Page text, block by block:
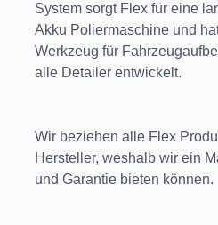
System sorgt Flex für eine
Akku Poliermaschine und
Werkzeug für
alle Detailer entwickelt.
Wir beziehen alle Flex
Hersteller, weshalb wir ein
und Garantie bieten können.